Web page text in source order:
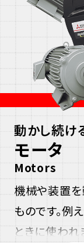
動かし続け
モータ
Motors
機械や装置を
ものです。例
ときに使われ